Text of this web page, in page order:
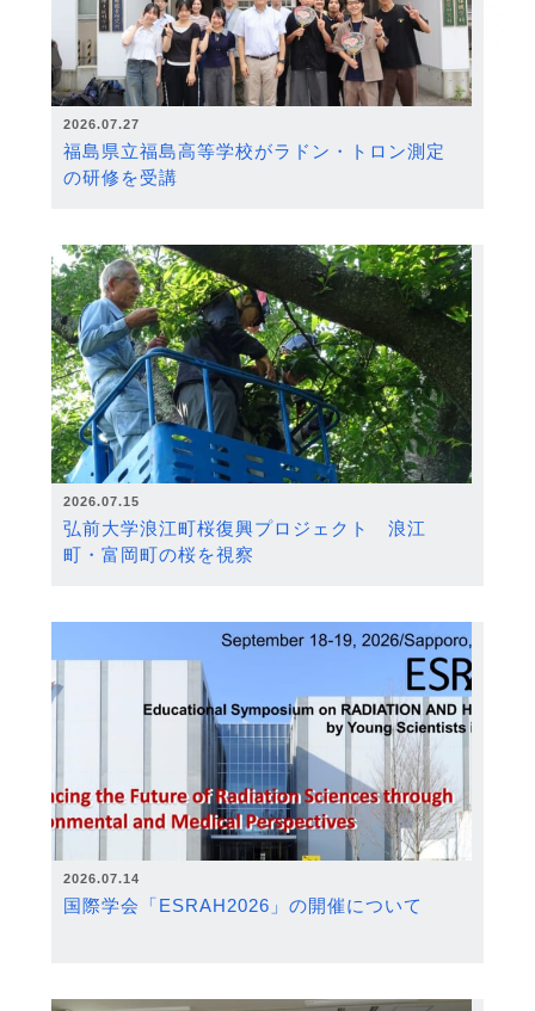
2026.07.27
福島県立福島高等学校がラドン・トロン測定
の研修を受講
2026.07.15
弘前大学浪江町桜復興プロジェクト 浪江
町・富岡町の桜を視察
2026.07.14
国際学会「ESRAH2026」の開催について